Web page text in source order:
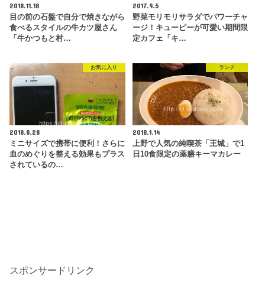
2018.11.18
目の前の石盤で自分で焼きながら
食べるスタイルの牛カツ屋さん
「牛かつもと村…
2017.9.5
野菜モリモリサラダでパワーチャ
ージ！キューピーが可愛い期間限
定カフェ「キ…
お気に入り
2018.8.28
ミニサイズで携帯に便利！さらに
血のめぐりを整える効果もプラス
されているの…
ランチ
2018.1.14
上野で人気の純喫茶「王城」で1
日10食限定の薬膳キーマカレー
スポンサードリンク